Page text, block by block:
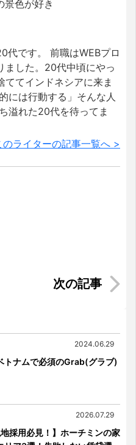
景色が好き
代です。 前職はWEBプロ
ました。20代中頃にやっ
ててインドネシアに来ま
には行動する」そんな人
溢れた20代を待ってま
のライターの記事一覧へ >
必見！ベトナム生活ガ
シア語のレベルについ
2024.06.29
トナムで必須のGrab(グラブ)
2026.07.29
採用必見！】ホーチミンの家